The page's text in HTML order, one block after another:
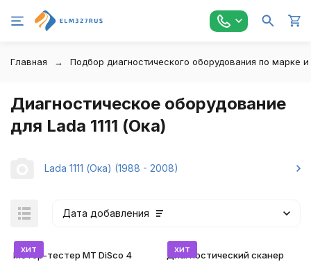
Главная Подбор диагностического оборудования по марке
Диагностическое оборудование
для Lada 1111 (Ока)
Lada 1111 (Ока) (1988 - 2008)
Дата добавления
хит
Мотор-тестер MT DiSco 4
хит
Диагностический сканер